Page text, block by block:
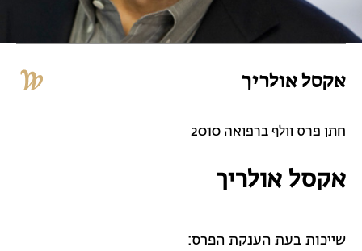
אקסל אולריך
חתן פרס וולף ברפואה 2010
אקסל אולריך
שייכות בעת הענקת הפרס: